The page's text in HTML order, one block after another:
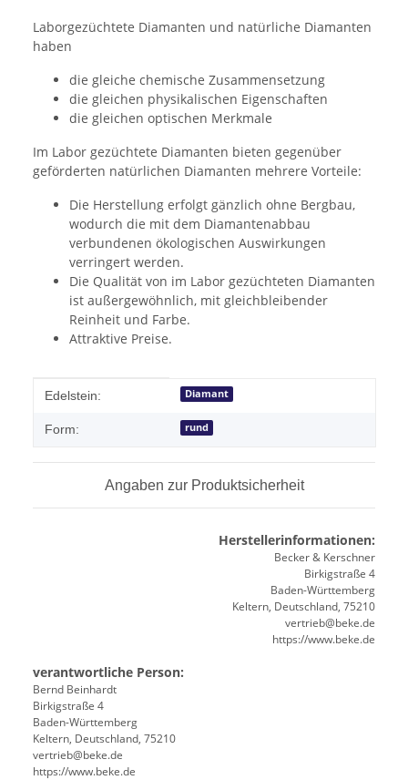
Laborgezüchtete Diamanten und natürliche Diamanten
haben
die gleiche chemische Zusammensetzung
die gleichen physikalischen Eigenschaften
die gleichen optischen Merkmale
Im Labor gezüchtete Diamanten bieten gegenüber
geförderten natürlichen Diamanten mehrere Vorteile:
Die Herstellung erfolgt gänzlich ohne Bergbau,
wodurch die mit dem Diamantenabbau
verbundenen ökologischen Auswirkungen
verringert werden.
Die Qualität von im Labor gezüchteten Diamanten
ist außergewöhnlich, mit gleichbleibender
Reinheit und Farbe.
Attraktive Preise.
Produkteigenschaft
Wert
Edelstein: Diamant
Form: rund
Angaben zur Produktsicherheit
Herstellerinformationen:
Becker & Kerschner
Birkigstraße 4
Baden-Württemberg
Keltern, Deutschland, 75210
vertrieb@beke.de
https://www.beke.de
verantwortliche Person:
Bernd Beinhardt
Birkigstraße 4
Baden-Württemberg
Keltern, Deutschland, 75210
vertrieb@beke.de
https://www.beke.de